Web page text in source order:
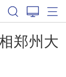
郑州大